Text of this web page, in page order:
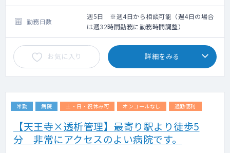
勤務日数
週5日 ※週4日から相談可能（週4日の場合
は週32時間勤務に勤務時間調整）
お気に入り 詳細をみる
常勤 病院 土・日・祝休み可 オンコールなし 通勤便利
【天王寺×透析管理】最寄り駅より徒歩5
分 非常にアクセスのよい病院です。